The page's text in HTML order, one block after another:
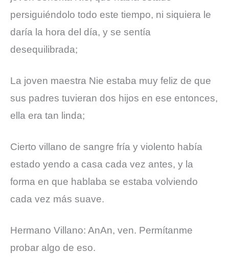
persiguiéndolo todo este tiempo, ni siquiera le
daría la hora del día, y se sentía
desequilibrada;
La joven maestra Nie estaba muy feliz de que
sus padres tuvieran dos hijos en ese entonces,
ella era tan linda;
Cierto villano de sangre fría y violento había
estado yendo a casa cada vez antes, y la
forma en que hablaba se estaba volviendo
cada vez más suave.
Hermano Villano: AnAn, ven. Permítanme
probar algo de eso.